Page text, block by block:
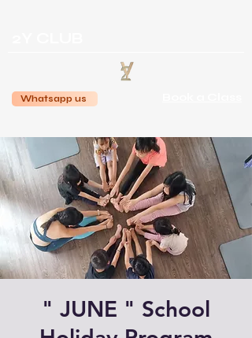
Whatsapp us
" JUNE " School